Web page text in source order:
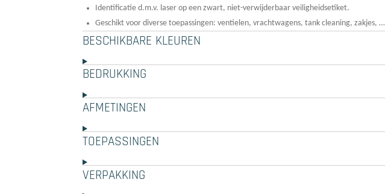
Identificatie d.m.v. laser op een zwart, niet-verwijderbaar veiligheidsetiket.
Geschikt voor diverse toepassingen: ventielen, vrachtwagens, tank cleaning, zakjes, …
BESCHIKBARE KLEUREN
BEDRUKKING
AFMETINGEN
TOEPASSINGEN
VERPAKKING